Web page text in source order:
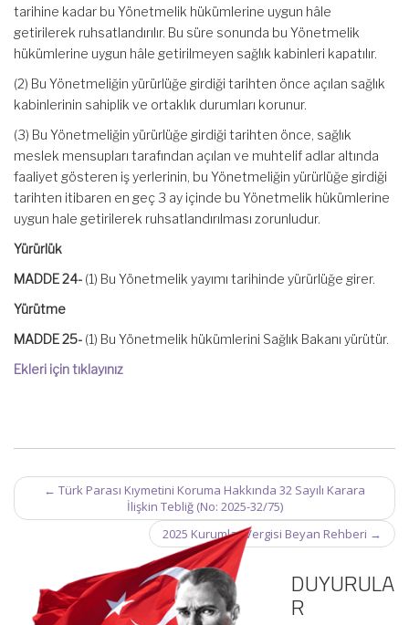
tarihine kadar bu Yönetmelik hükümlerine uygun hâle
getirilerek ruhsatlandırılır. Bu süre sonunda bu Yönetmelik
hükümlerine uygun hâle getirilmeyen sağlık kabinleri kapatılır.
(2) Bu Yönetmeliğin yürürlüğe girdiği tarihten önce açılan sağlık
kabinlerinin sahiplik ve ortaklık durumları korunur.
(3) Bu Yönetmeliğin yürürlüğe girdiği tarihten önce, sağlık
meslek mensupları tarafından açılan ve muhtelif adlar altında
faaliyet gösteren iş yerlerinin, bu Yönetmeliğin yürürlüğe girdiği
tarihten itibaren en geç 3 ay içinde bu Yönetmelik hükümlerine
uygun hale getirilerek ruhsatlandırılması zorunludur.
Yürürlük
MADDE 24- (1) Bu Yönetmelik yayımı tarihinde yürürlüğe girer.
Yürütme
MADDE 25- (1) Bu Yönetmelik hükümlerini Sağlık Bakanı yürütür.
Ekleri için tıklayınız
Post
navigation
← Türk Parası Kıymetini Koruma Hakkında 32 Sayılı Karara
İlişkin Tebliğ (No: 2025-32/75)
2025 Kurumlar Vergisi Beyan Rehberi →
DUYURULA
R